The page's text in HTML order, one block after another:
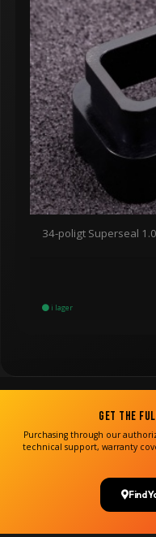
34-poligt Superseal
i lager
Get the
Purchasing through our
technical support, warranty
Find